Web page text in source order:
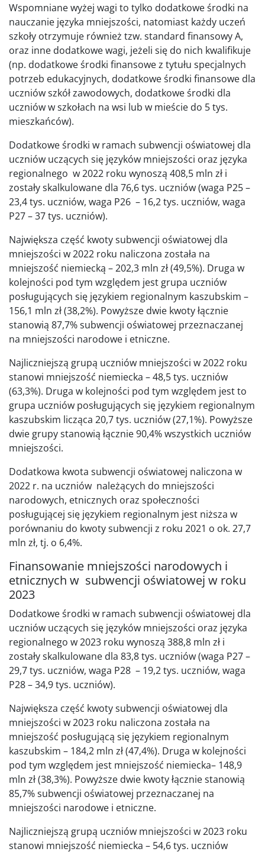
Wspomniane wyżej wagi to tylko dodatkowe środki na
nauczanie języka mniejszości, natomiast każdy uczeń
szkoły otrzymuje również tzw. standard finansowy A,
oraz inne dodatkowe wagi, jeżeli się do nich kwalifikuje
(np. dodatkowe środki finansowe z tytułu specjalnych
potrzeb edukacyjnych, dodatkowe środki finansowe dla
uczniów szkół zawodowych, dodatkowe środki dla
uczniów w szkołach na wsi lub w mieście do 5 tys.
mieszkańców).
Dodatkowe środki w ramach subwencji oświatowej dla
uczniów uczących się języków mniejszości oraz języka
regionalnego w 2022 roku wynoszą 408,5 mln zł i
zostały skalkulowane dla 76,6 tys. uczniów (waga P25 –
23,4 tys. uczniów, waga P26 – 16,2 tys. uczniów, waga
P27 – 37 tys. uczniów).
Największa część kwoty subwencji oświatowej dla
mniejszości w 2022 roku naliczona została na
mniejszość niemiecką – 202,3 mln zł (49,5%). Druga w
kolejności pod tym względem jest grupa uczniów
posługujących się językiem regionalnym kaszubskim –
156,1 mln zł (38,2%). Powyższe dwie kwoty łącznie
stanowią 87,7% subwencji oświatowej przeznaczanej
na mniejszości narodowe i etniczne.
Najliczniejszą grupą uczniów mniejszości w 2022 roku
stanowi mniejszość niemiecka – 48,5 tys. uczniów
(63,3%). Druga w kolejności pod tym względem jest to
grupa uczniów posługujących się językiem regionalnym
kaszubskim licząca 20,7 tys. uczniów (27,1%). Powyższe
dwie grupy stanowią łącznie 90,4% wszystkich uczniów
mniejszości.
Dodatkowa kwota subwencji oświatowej naliczona w
2022 r. na uczniów należących do mniejszości
narodowych, etnicznych oraz społeczności
posługującej się językiem regionalnym jest niższa w
porównaniu do kwoty subwencji z roku 2021 o ok. 27,7
mln zł, tj. o 6,4%.
Finansowanie mniejszości narodowych i
etnicznych w subwencji oświatowej w roku
2023
Dodatkowe środki w ramach subwencji oświatowej dla
uczniów uczących się języków mniejszości oraz języka
regionalnego w 2023 roku wynoszą 388,8 mln zł i
zostały skalkulowane dla 83,8 tys. uczniów (waga P27 –
29,7 tys. uczniów, waga P28 – 19,2 tys. uczniów, waga
P28 – 34,9 tys. uczniów).
Największa część kwoty subwencji oświatowej dla
mniejszości w 2023 roku naliczona została na
mniejszość posługującą się językiem regionalnym
kaszubskim – 184,2 mln zł (47,4%). Druga w kolejności
pod tym względem jest mniejszość niemiecka– 148,9
mln zł (38,3%). Powyższe dwie kwoty łącznie stanowią
85,7% subwencji oświatowej przeznaczanej na
mniejszości narodowe i etniczne.
Najliczniejszą grupą uczniów mniejszości w 2023 roku
stanowi mniejszość niemiecka – 54,6 tys. uczniów